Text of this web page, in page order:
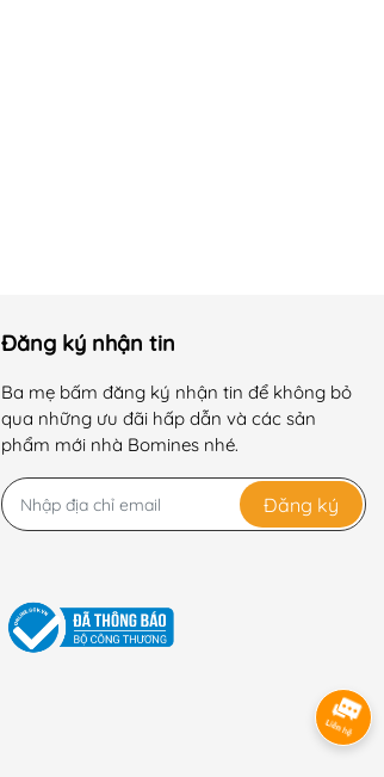
Đăng ký nhận tin
Ba mẹ bấm đăng ký nhận tin để không bỏ
qua những ưu đãi hấp dẫn và các sản
phẩm mới nhà Bomines nhé.
Đăng ký